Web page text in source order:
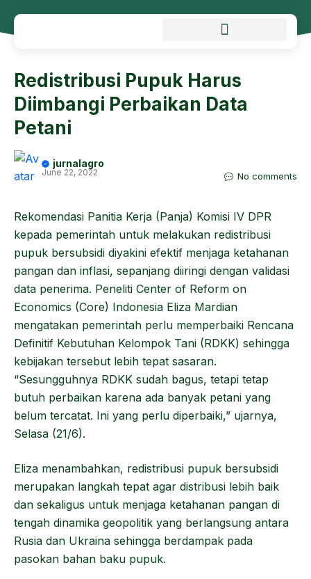
Redistribusi Pupuk Harus
Diimbangi Perbaikan Data
Petani
jurnalagro
June 22, 2022 No comments
Rekomendasi Panitia Kerja (Panja) Komisi IV DPR
kepada pemerintah untuk melakukan redistribusi
pupuk bersubsidi diyakini efektif menjaga ketahanan
pangan dan inflasi, sepanjang diiringi dengan validasi
data penerima. Peneliti Center of Reform on
Economics (Core) Indonesia Eliza Mardian
mengatakan pemerintah perlu memperbaiki Rencana
Definitif Kebutuhan Kelompok Tani (RDKK) sehingga
kebijakan tersebut lebih tepat sasaran.
“Sesungguhnya RDKK sudah bagus, tetapi tetap
butuh perbaikan karena ada banyak petani yang
belum tercatat. Ini yang perlu diperbaiki,” ujarnya,
Selasa (21/6).
Eliza menambahkan, redistribusi pupuk bersubsidi
merupakan langkah tepat agar distribusi lebih baik
dan sekaligus untuk menjaga ketahanan pangan di
tengah dinamika geopolitik yang berlangsung antara
Rusia dan Ukraina sehingga berdampak pada
pasokan bahan baku pupuk.